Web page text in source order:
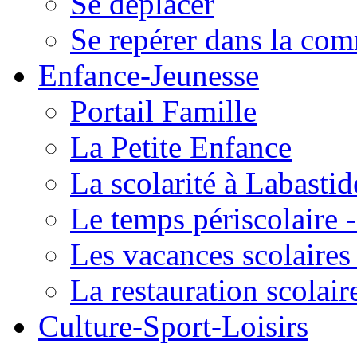
Se repérer dans la
Enfance-Jeunesse
Portail Famille
La Petite Enfance
La scolarité à
Le temps périscolaire
Les vacances
La restauration
Culture-Sport-Loisirs